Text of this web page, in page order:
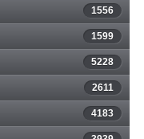
1556
1599
5228
2611
4183